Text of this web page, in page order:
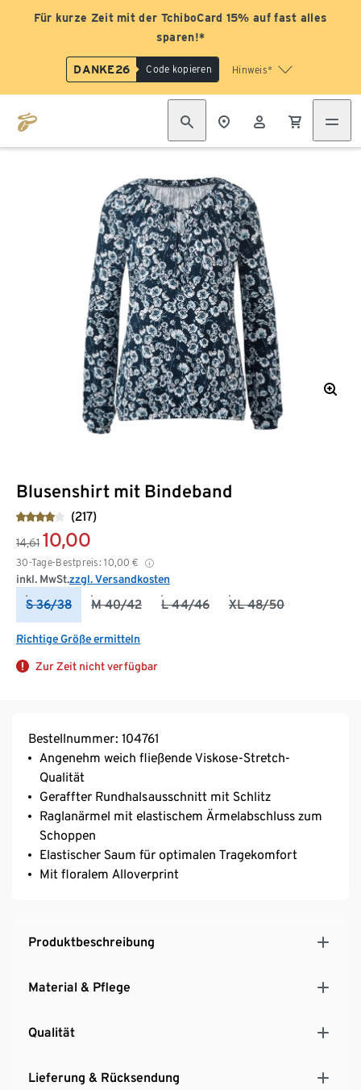
Für kurze Zeit mit der TchiboCard 15% auf fast alles
sparen!*
DANKE26 Code kopieren Hinweis*
Blusenshirt mit Bindeband
(217)
14,61 10,00
30-Tage-Bestpreis: 10,00 €
inkl. MwSt.zzgl. Versandkosten
S 36/38 M 40/42 L 44/46 XL 48/50
Richtige Größe ermitteln
Zur Zeit nicht verfügbar
Bestellnummer: 104761
Angenehm weich fließende Viskose-Stretch-
Qualität
Geraffter Rundhalsausschnitt mit Schlitz
Raglanärmel mit elastischem Ärmelabschluss zum
Schoppen
Elastischer Saum für optimalen Tragekomfort
Mit floralem Alloverprint
Produktbeschreibung
Material & Pflege
Qualität
Lieferung & Rücksendung